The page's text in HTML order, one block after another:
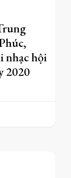
nhạc hội
2020